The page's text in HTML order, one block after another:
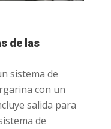
de las
sistema de
con un
salida para
de